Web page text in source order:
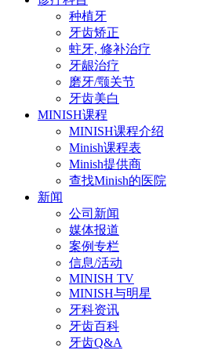
种植牙
牙齿矫正
蛀牙, 修补治疗
牙龈治疗
磨牙/颚关节
牙齿美白
MINISH课程
MINISH课程介绍
Minish课程表
Minish提供商
查找Minish的医院
新闻
公司新闻
媒体报道
案例专栏
信息/活动
MINISH TV
MINISH与明星
牙科资讯
牙齿百科
牙齿Q&A